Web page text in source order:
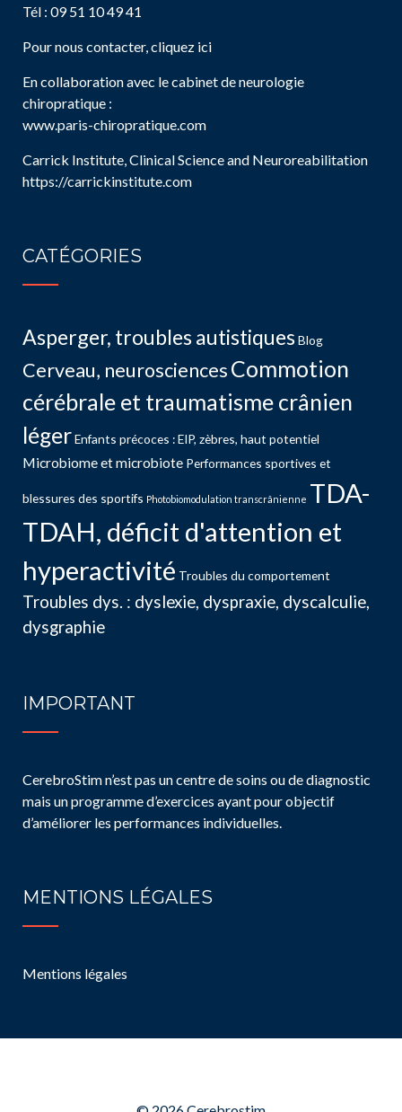
Tél : 09 51 10 49 41
Pour nous contacter, cliquez ici
En collaboration avec le cabinet de neurologie
chiropratique :
www.paris-chiropratique.com
Carrick Institute, Clinical Science and Neuroreabilitation
https://carrickinstitute.com
CATÉGORIES
Asperger, troubles autistiquesBlog
Cerveau, neurosciencesCommotion
cérébrale et traumatisme crânien
légerEnfants précoces : EIP, zèbres, haut potentiel
Microbiome et microbiote Performances sportives et
blessures des sportifs Photobiomodulation transcrânienne TDA-
TDAH, déficit d'attention et
hyperactivité Troubles du comportement
Troubles dys. : dyslexie, dyspraxie, dyscalculie,
dysgraphie
IMPORTANT
CerebroStim n’est pas un centre de soins ou de diagnostic
mais un programme d’exercices ayant pour objectif
d’améliorer les performances individuelles.
MENTIONS LÉGALES
Mentions légales